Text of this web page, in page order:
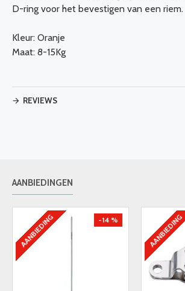
D-ring voor het bevestigen van een riem.
Kleur: Oranje
Maat: 8-15Kg
REVIEWS
AANBIEDINGEN
AANBIEDING -14 % AANBIEDING